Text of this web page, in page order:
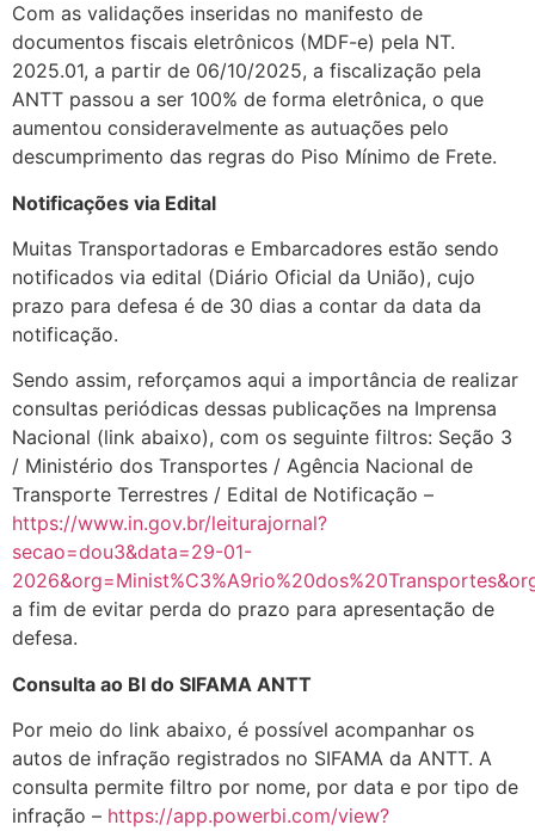
Com as validações inseridas no manifesto de
documentos fiscais eletrônicos (MDF-e) pela NT.
2025.01, a partir de 06/10/2025, a fiscalização pela
ANTT passou a ser 100% de forma eletrônica, o que
aumentou consideravelmente as autuações pelo
descumprimento das regras do Piso Mínimo de Frete.
Notificações via Edital
Muitas Transportadoras e Embarcadores estão sendo
notificados via edital (Diário Oficial da União), cujo
prazo para defesa é de 30 dias a contar da data da
notificação.
Sendo assim, reforçamos aqui a importância de realizar
consultas periódicas dessas publicações na Imprensa
Nacional (link abaixo), com os seguinte filtros: Seção 3
/ Ministério dos Transportes / Agência Nacional de
Transporte Terrestres / Edital de Notificação –
https://www.in.gov.br/leiturajornal?
secao=dou3&data=29-01-
a fim de evitar perda do prazo para apresentação de
defesa.
Consulta ao BI do SIFAMA ANTT
Por meio do link abaixo, é possível acompanhar os
autos de infração registrados no SIFAMA da ANTT. A
consulta permite filtro por nome, por data e por tipo de
infração – https://app.powerbi.com/view?